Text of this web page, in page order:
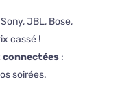
JBL, Bose,
cassé !
:
soirées.